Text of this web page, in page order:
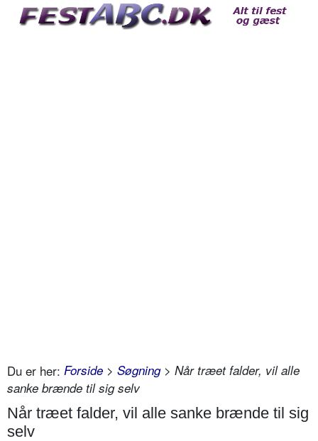
Du er her: Forside > Søgning> Når træet falder, vil alle
sanke brænde til sig selv
Når træet falder, vil alle sanke brænde til sig
selv